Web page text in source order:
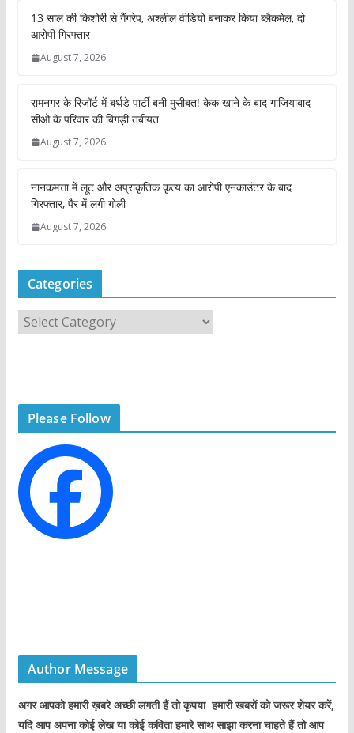
13 साल की किशोरी से गैंगरेप, अश्लील वीडियो बनाकर किया ब्लैकमेल, दो
आरोपी गिरफ्तार
August 7, 2026
रामनगर के रिजॉर्ट में बर्थडे पार्टी बनी मुसीबत! केक खाने के बाद गाजियाबाद
सीओ के परिवार की बिगड़ी तबीयत
August 7, 2026
नानकमत्ता में लूट और अप्राकृतिक कृत्य का आरोपी एनकाउंटर के बाद
गिरफ्तार, पैर में लगी गोली
August 7, 2026
Categories
a
r
e
s
Please Follow
Author Message
अगर आपको हमारी ख़बरे अच्छी लगती हैं तो कृपया हमारी खबरों को जरूर शेयर करें,
यदि आप अपना कोई लेख या कोई कविता हमारे साथ साझा करना चाहते हैं तो आप